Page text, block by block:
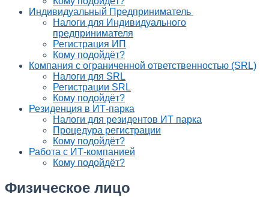
Индивидуальный Предприниматель
Налоги для Индивидуального
предпринимателя
Регистрация ИП
Кому подойдёт?
Компания с ограниченной ответственностью (SRL)
Налоги для SRL
Регистрации SRL
Кому подойдёт?
Резиденция в ИТ-парка
Налоги для резидентов ИТ парка
Процедура регистрации
Кому подойдёт?
Работа с ИТ-компанией
Кому подойдёт?
Физическое лицо